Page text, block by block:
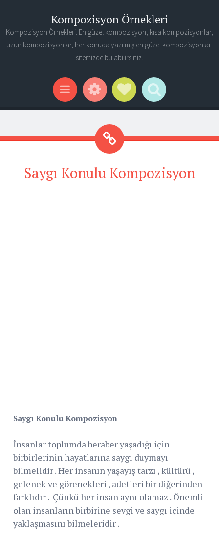
Kompozisyon Örnekleri
Kompozisyon Örnekleri. En güzel kompozisyon, kısa kompozisyonlar,
uzun kompozisyonlar, her konuda yazılmış en güzel kompozisyonları
sitemizde bulabilirsiniz.
Menu WidgetsSocial Links
Search
Saygı Konulu Kompozisyon
Saygı Konulu Kompozisyon
İnsanlar toplumda beraber yaşadığı için
birbirlerinin hayatlarına saygı duymayı
bilmelidir . Her insanın yaşayış tarzı , kültürü ,
gelenek ve görenekleri , adetleri bir diğerinden
farklıdır . Çünkü her insan aynı olamaz . Önemli
olan insanların birbirine sevgi ve saygı içinde
yaklaşmasını bilmeleridir .